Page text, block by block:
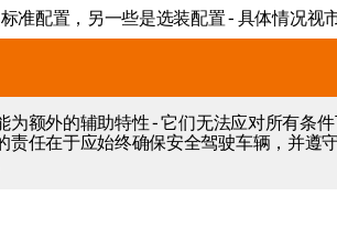
准配置，另一些是选装配置 - 具体情况视
为额外的辅助特性 - 它们无法应对所有条
责任在于应始终确保安全驾驶车辆，并遵